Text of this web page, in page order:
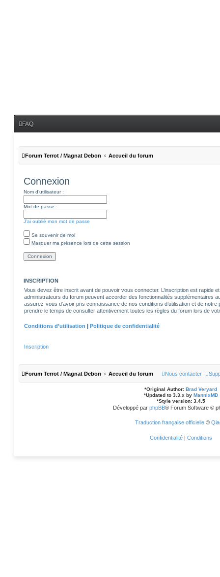
FAQ
Forum Terrot / Magnat Debon Accueil du forum
Connexion
Nom d’utilisateur :
Mot de passe :
J’ai oublié mon mot de passe
Se souvenir de moi
Masquer ma présence lors de cette session
INSCRIPTION
Vous devez être inscrit avant de pouvoir vous connecter. L’inscription est rapide
administrateurs du forum peuvent accorder des fonctionnalités supplémentaires
assurez-vous d’avoir pris connaissance de nos conditions d’utilisation et de notre
prendre le temps de consulter attentivement toutes les règles du forum lors de
Conditions d’utilisation | Politique de confidentialité
Inscription
Forum Terrot / Magnat Debon Accueil du forum Nous contacter
*Original Author: Brad Veryard
*Updated to 3.3.x by MannixMD
*Style version: 3.4.5
Développé par phpBB® Forum Software ©
Traduction française officielle©
Confidentialité | Conditions